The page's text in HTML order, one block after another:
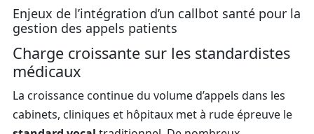
Enjeux de l’intégration d’un callbot santé pour la
gestion des appels patients
Charge croissante sur les standardistes
médicaux
La croissance continue du volume d’appels dans les
cabinets, cliniques et hôpitaux met à rude épreuve le